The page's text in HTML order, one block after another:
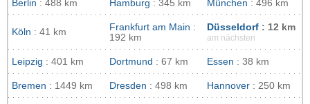
Berlin : 488 km Hamburg : 345 km München : 496 km
Köln : 41 km Frankfurt am Main :
192 km
Düsseldorf : 12 km
am nächsten
Leipzig : 401 km Dortmund : 67 km Essen : 38 km
Bremen : 1449 km Dresden : 498 km Hannover : 250 km